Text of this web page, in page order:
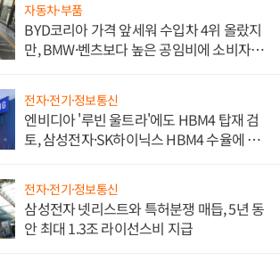
자동차·부품
BYD코리아 가격 앞세워 수입차 4위 올랐지
만, BMW·벤츠보다 높은 공임비에 소비자
전자·전기·정보통신
엔비디아 '루빈 울트라'에도 HBM4 탑재 검
토, 삼성전자·SK하이닉스 HBM4 수율에 주
전자·전기·정보통신
삼성전자 넷리스트와 특허분쟁 매듭, 5년 동
안 최대 1.3조 라이선스비 지급